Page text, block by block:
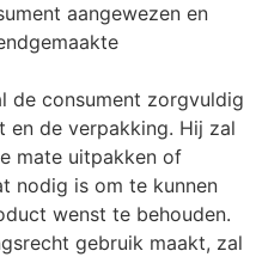
aangewezen en
de consument zorgvuldig
en de verpakking. Hij zal
mate uitpakken of
nodig is om te kunnen
wenst te behouden.
gebruik maakt, zal